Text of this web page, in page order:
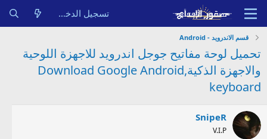
تسجيل الدخول
قسم الاندرويد - Android
تحميل لوحة مفاتيح جوجل اندرويد للاجهزة اللوحية
والاجهزة الذكية,Download Google Android
keyboard
SnipeR
V.I.P